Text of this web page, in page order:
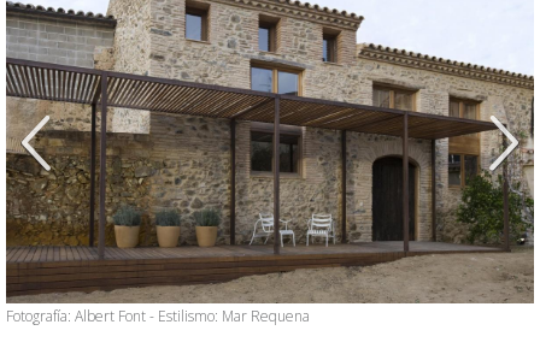
Anterior
Fotografía: Albert Font - Estilismo: Mar Requena